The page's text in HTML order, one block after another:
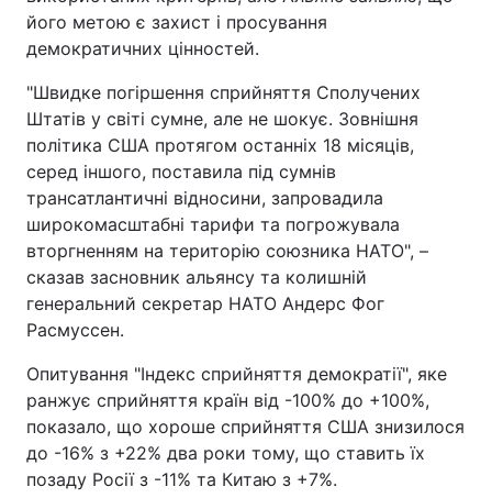
його метою є захист і просування
демократичних цінностей.
"Швидке погіршення сприйняття Сполучених
Штатів у світі сумне, але не шокує. Зовнішня
політика США протягом останніх 18 місяців,
серед іншого, поставила під сумнів
трансатлантичні відносини, запровадила
широкомасштабні тарифи та погрожувала
вторгненням на територію союзника НАТО", –
сказав засновник альянсу та колишній
генеральний секретар НАТО Андерс Фог
Расмуссен.
Опитування "Індекс сприйняття демократії", яке
ранжує сприйняття країн від -100% до +100%,
показало, що хороше сприйняття США знизилося
до -16% з +22% два роки тому, що ставить їх
позаду Росії з -11% та Китаю з +7%.